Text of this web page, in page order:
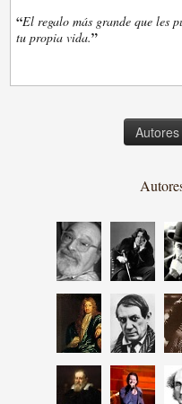
“El regalo más grande que les
tu propia vida.”
Autores